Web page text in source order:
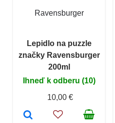
Ravensburger
Lepidlo na puzzle
značky Ravensburger
200ml
Ihneď k odberu (10)
10,00 €